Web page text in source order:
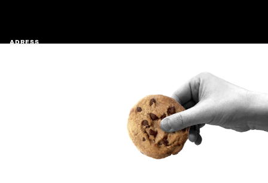
ADRESS